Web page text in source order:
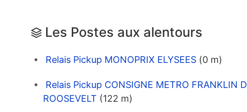
Les Postes aux alentours
Relais Pickup MONOPRIX ELYSEES (0 m)
Relais Pickup CONSIGNE METRO FRANKLIN D
ROOSEVELT (122 m)